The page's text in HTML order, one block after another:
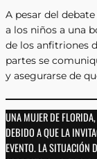
A pesar del
a los niños a una
de los anfitriones
partes se
y asegurarse de
UNA MUJER DE
DEBIDO A QUE LA
EVENTO. LA SITUACIÓN